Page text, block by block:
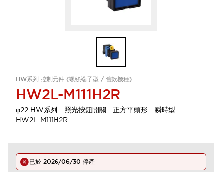
HW系列 控制元件 (螺絲端子型 / 舊款機種)
HW2L-M111H2R
φ22 HW系列 照光按鈕開關 正方平頭形 瞬時型
HW2L-M111H2R
已於 2026/06/30 停產